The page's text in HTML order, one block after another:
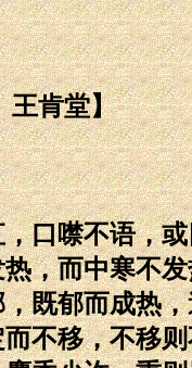
堂】
噤不语，或
，而中寒不
既郁而成热
不移，不移